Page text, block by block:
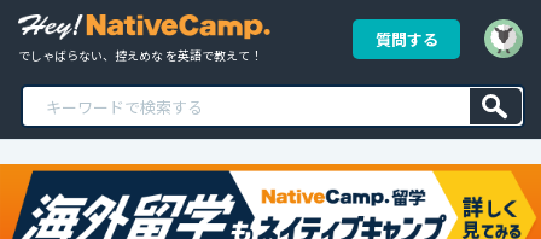
でしゃばらない、控えめな を英語で教えて！
質問する